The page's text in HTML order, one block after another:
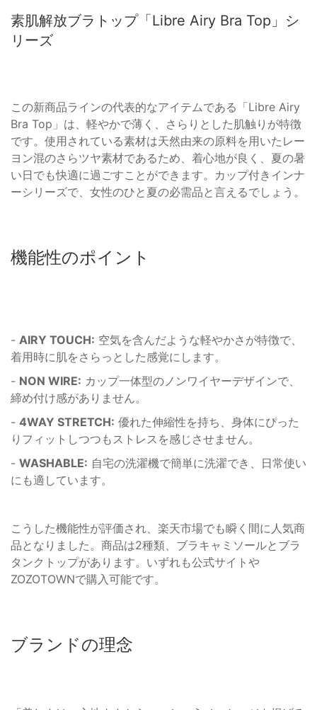
素肌解放ブラトップ「Libre Airy Bra Top」シ
リーズ
この新商品ラインの代表的なアイテムである「Libre Airy
Bra Top」は、軽やかで薄く、さらりとした肌触りが特徴
です。使用されている素材は天然由来の原料を用いたレー
ヨン混のさらツヤ素材であるため、着心地が良く、夏の暑
い日でも快適に過ごすことができます。カップ付きインナ
ーシリーズで、女性のひと夏の必需品と言えるでしょう。
機能性のポイント
- AIRY TOUCH: 空気を含んだような軽やかさが特徴で、
着用時に肌をさらっとした感覚にします。
- NON WIRE: カップ一体型のノンワイヤーデザインで、
締め付け感がありません。
- 4WAY STRETCH: 優れた伸縮性を持ち、身体にぴった
りフィットしつつもストレスを感じさせません。
- WASHABLE: 自宅の洗濯機で簡単に洗濯でき、日常使い
にも適しています。
こうした機能性が評価され、楽天市場でも瞬く間に人気商
品となりました。商品は2種類、ブラキャミソールとブラ
タンクトップがあります。いずれも公式サイトや
ZOZOTOWNで購入可能です。
ブランドの理念